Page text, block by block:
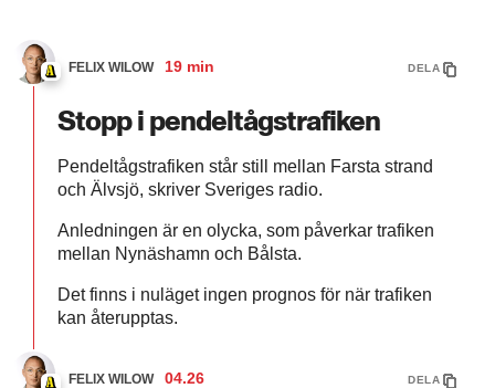
FELIX WILOW 19 min DELA
Stopp i pendeltågstrafiken
Pendeltågstrafiken står still mellan Farsta strand
och Älvsjö, skriver Sveriges radio.
Anledningen är en olycka, som påverkar trafiken
mellan Nynäshamn och Bålsta.
Det finns i nuläget ingen prognos för när trafiken
kan återupptas.
FELIX WILOW 04.26 DELA